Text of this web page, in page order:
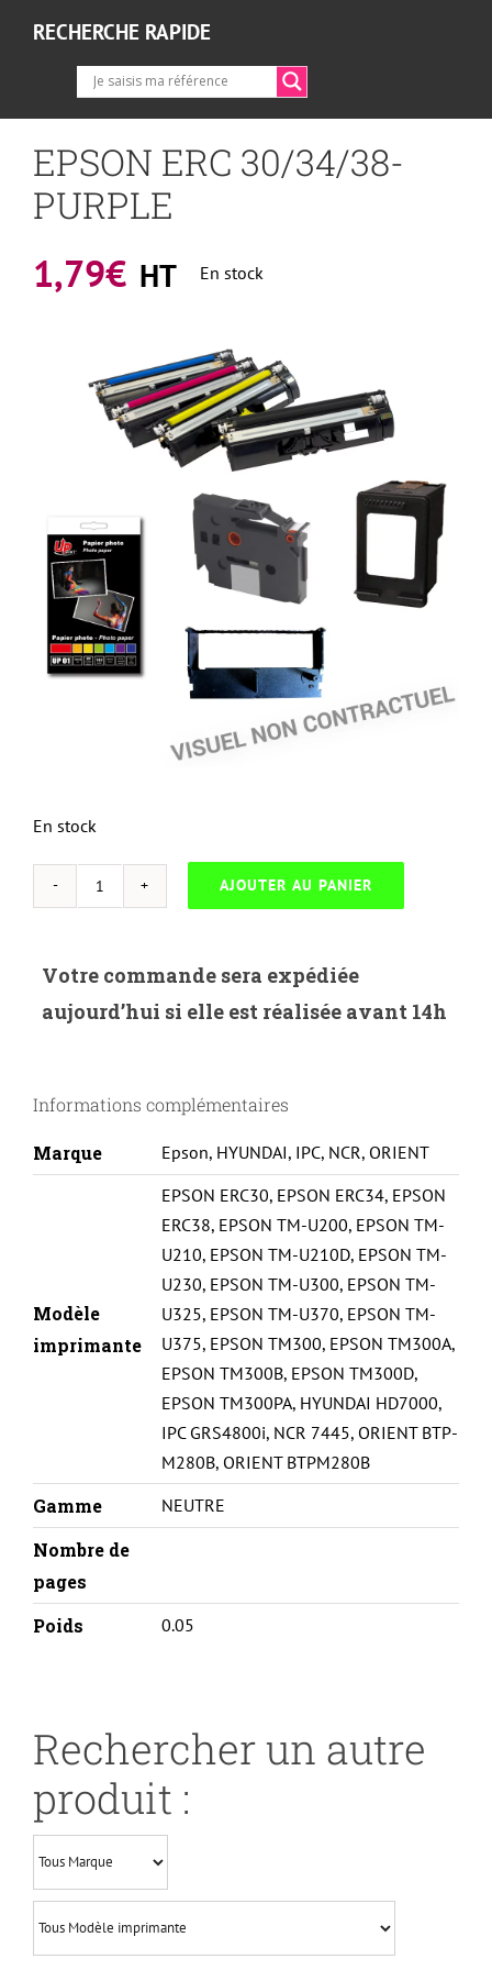
RECHERCHE RAPIDE
EPSON ERC 30/34/38-
PURPLE
1,79€ HT En stock
En stock
quantité
ERC
30/34/38-
AJOUTER AU PANIER
Votre commande sera expédiée
aujourd’hui si elle est réalisée avant 14h
Informations complémentaires
Marque Epson, HYUNDAI, IPC, NCR, ORIENT
Modèle
imprimante
EPSON ERC30, EPSON ERC34, EPSON
ERC38, EPSON TM-U200, EPSON TM-
U210, EPSON TM-U210D, EPSON TM-
U230, EPSON TM-U300, EPSON TM-
U325, EPSON TM-U370, EPSON TM-
U375, EPSON TM300, EPSON TM300A,
EPSON TM300B, EPSON TM300D,
EPSON TM300PA, HYUNDAI HD7000,
IPC GRS4800i, NCR 7445, ORIENT BTP-
M280B, ORIENT BTPM280B
Gamme NEUTRE
Nombre de
pages
Poids
0.05
Rechercher un autre
produit :